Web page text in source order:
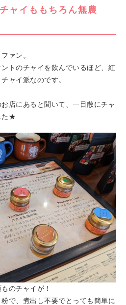
ャイももちろん無農
ァン。
トのチャイを飲んでいるほど、紅
ャイ派なのです。
店にあると聞いて、一目散にチャ
た★
のチャイが！
で、煮出し不要でとっても簡単に